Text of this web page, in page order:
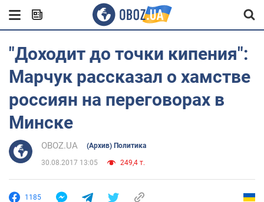
"Доходит до точки кипения":
Марчук рассказал о хамстве
россиян на переговорах в
Минске
OBOZ.UA (Архив) Политика
30.08.2017 13:05 249,4 т.
1185